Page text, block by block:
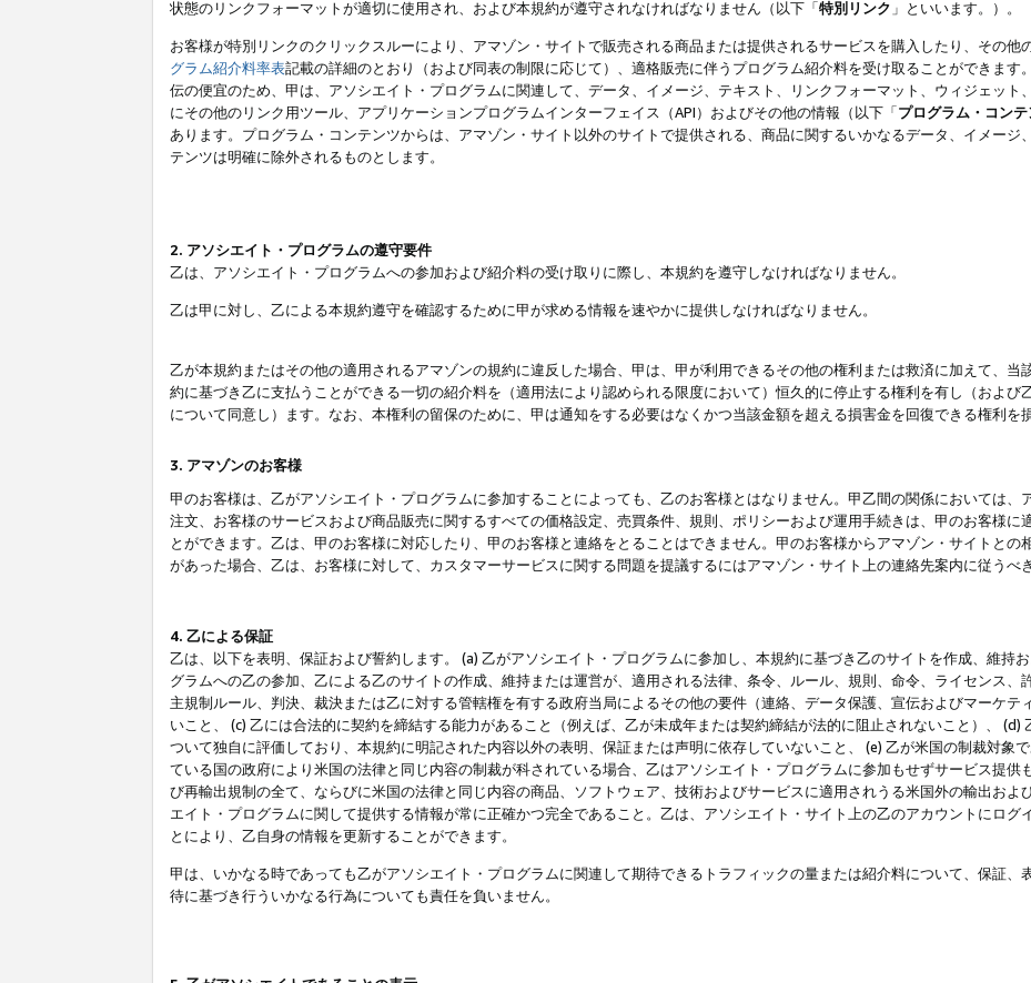
状態のリンクフォーマットが適切に使用され、および本規約が遵守されなければなりません（以下「特別リンク 」といいます。）。
お客様が特別リンクのクリックスルーにより、アマゾン・サイトで販売される商品または提供されるサービスを購入したり、その他
グラム紹介料率表記載の詳細のとおり（および同表の制限に応じて）、適格販売に伴うプログラム紹介料を受け取ることができます
伝の便宜のため、甲は、アソシエイト・プログラムに関連して、データ、イメージ、テキスト、リンクフォーマット、ウィジェット
にその他のリンク用ツール、アプリケーションプログラムインターフェイス（API）およびその他の情報（以下「プログラム・コンテ
あります。プログラム・コンテンツからは、アマゾン・サイト以外のサイトで提供される、商品に関するいかなるデータ、イメージ
テンツは明確に除外されるものとします。
2. アソシエイト・プログラムの遵守要件
乙は、アソシエイト・プログラムへの参加および紹介料の受け取りに際し、本規約を遵守しなければなりません。
乙は甲に対し、乙による本規約遵守を確認するために甲が求める情報を速やかに提供しなければなりません。
乙が本規約またはその他の適用されるアマゾンの規約に違反した場合、甲は、甲が利用できるその他の権利または救済に加えて、当
約に基づき乙に支払うことができる一切の紹介料を（適用法により認められる限度において）恒久的に停止する権利を有し（および
について同意し）ます。なお、本権利の留保のために、甲は通知をする必要はなくかつ当該金額を超える損害金を回復できる権利を
3. アマゾンのお客様
甲のお客様は、乙がアソシエイト・プログラムに参加することによっても、乙のお客様とはなりません。甲乙間の関係においては、
注文、お客様のサービスおよび商品販売に関するすべての価格設定、売買条件、規則、ポリシーおよび運用手続きは、甲のお客様に
とができます。乙は、甲のお客様に対応したり、甲のお客様と連絡をとることはできません。甲のお客様からアマゾン・サイトと
があった場合、乙は、お客様に対して、カスタマーサービスに関する問題を提議するにはアマゾン・サイト上の連絡先案内に従うべ
4. 乙による保証
乙は、以下を表明、保証および誓約します。 (a) 乙がアソシエイト・プログラムに参加し、本規約に基づき乙のサイトを作成、維持
グラムへの乙の参加、乙による乙のサイトの作成、維持または運営が、適用される法律、条令、ルール、規則、命令、ライセンス、
主規制ルール、判決、裁決または乙に対する管轄権を有する政府当局によるその他の要件（連絡、データ保護、宣伝およびマーケテ
いこと、 (c) 乙には合法的に契約を締結する能力があること（例えば、乙が未成年または契約締結が法的に阻止されないこと）、 (d)
ついて独自に評価しており、本規約に明記された内容以外の表明、保証または声明に依存していないこと、 (e) 乙が米国の制裁対象
ている国の政府により米国の法律と同じ内容の制裁が科されている場合、乙はアソシエイト・プログラムに参加もせずサービス提供
び再輸出規制の全て、ならびに米国の法律と同じ内容の商品、ソフトウェア、技術およびサービスに適用されうる米国外の輸出およ
エイト・プログラムに関して提供する情報が常に正確かつ完全であること。乙は、アソシエイト・サイト上の乙のアカウントにログ
とにより、乙自身の情報を更新することができます。
甲は、いかなる時であっても乙がアソシエイト・プログラムに関連して期待できるトラフィックの量または紹介料について、保証、
待に基づき行ういかなる行為についても責任を負いません。